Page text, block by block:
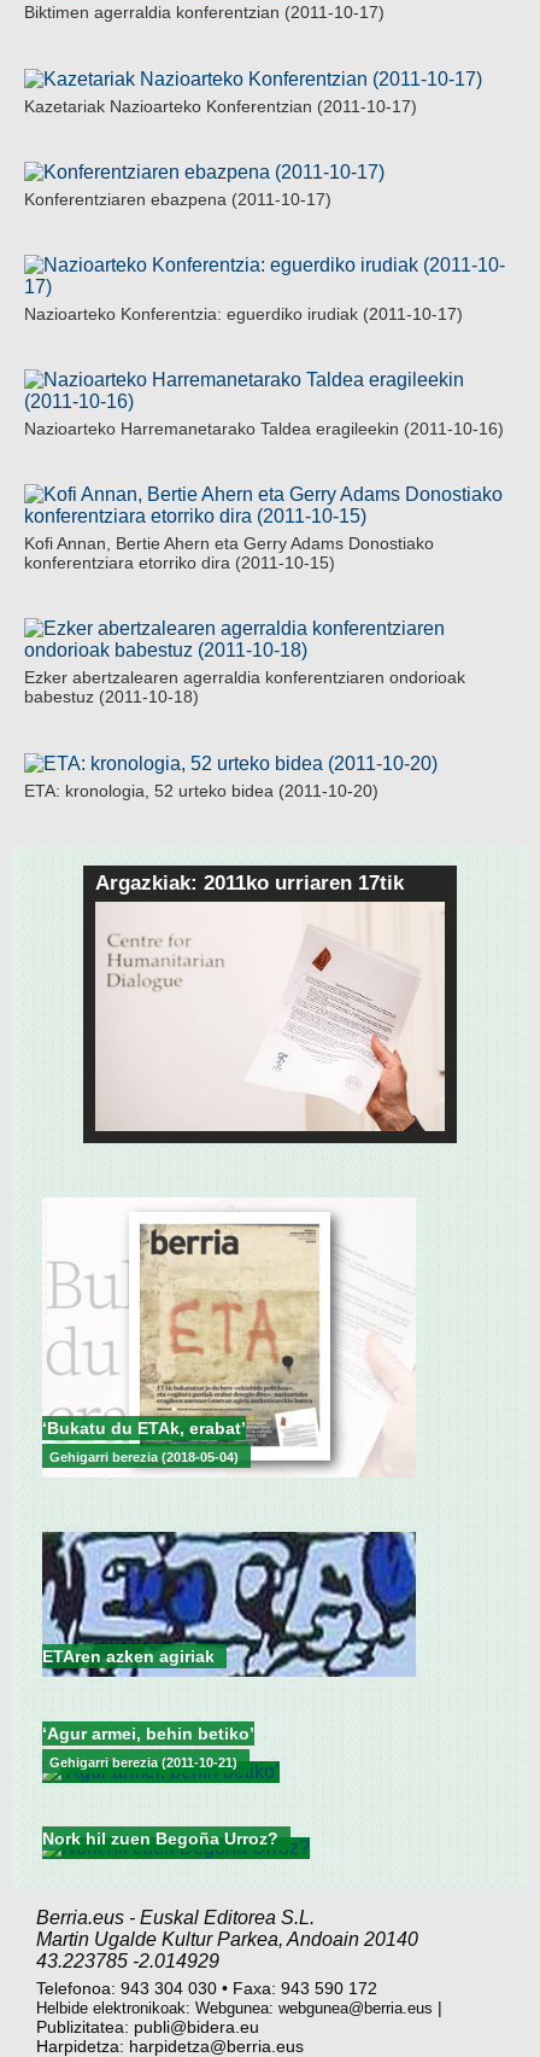
Biktimen agerraldia konferentzian (2011-10-17)
Kazetariak Nazioarteko Konferentzian (2011-10-17)
Konferentziaren ebazpena (2011-10-17)
Nazioarteko Konferentzia: eguerdiko irudiak (2011-10-17)
Nazioarteko Harremanetarako Taldea eragileekin (2011-10-16)
Kofi Annan, Bertie Ahern eta Gerry Adams Donostiako
konferentziara etorriko dira (2011-10-15)
Ezker abertzalearen agerraldia konferentziaren ondorioak
babestuz (2011-10-18)
ETA: kronologia, 52 urteko bidea (2011-10-20)
Argazkiak: 2011ko urriaren 17tik
‘Bukatu du ETAk, erabat’
Gehigarri berezia (2018-05-04)
ETAren azken agiriak
‘Agur armei, behin betiko’
Gehigarri berezia (2011-10-21)
Nork hil zuen Begoña Urroz?
Berria.eus - Euskal Editorea S.L.
Martin Ugalde Kultur Parkea, Andoain 20140
43.223785 -2.014929
Telefonoa: 943 304 030 • Faxa: 943 590 172
Helbide elektronikoak: Webgunea: webgunea@berria.eus |
Publizitatea: publi@bidera.eu
Harpidetza: harpidetza@berria.eus